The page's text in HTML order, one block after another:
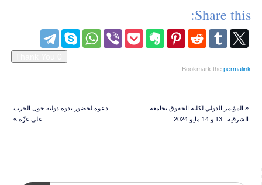
Share this:
Bookmark thepermalink
«المؤتمر الدولي لكلية الحقوق بجامعة
الشرقية : 13 و 14 مايو 2024
دعوة لحضور ندوة دولية حول الحرب
على غزّة»